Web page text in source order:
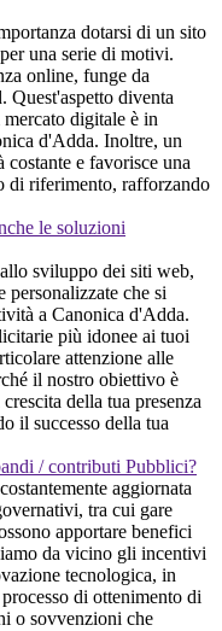
dotarsi di un sito
una serie di motivi.
online, funge da
diventa
digitale è in
d'Adda. Inoltre, un
e favorisce una
di riferimento, rafforzando
le soluzioni
sviluppo dei siti web,
che si
a Canonica d'Adda.
più idonee ai tuoi
attenzione alle
il nostro obiettivo è
della tua presenza
il successo della tua
/ contributi Pubblici?
aggiornata
tra cui gare
apportare benefici
da vicino gli incentivi
tecnologica, in
di ottenimento di
o sovvenzioni che